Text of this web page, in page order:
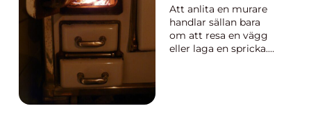
juridik. En
begravningsbyrå
stockholm kan
avlast...
Att anlita en murare
handlar sällan bara
om att resa en vägg
eller laga en spricka.